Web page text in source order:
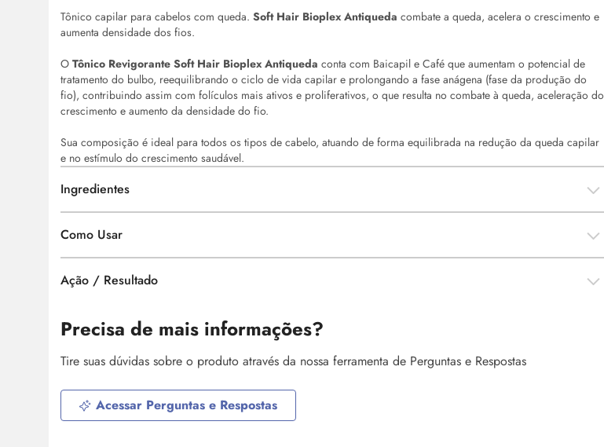
Tônico capilar para cabelos com queda. Soft Hair Bioplex Antiqueda combate a queda, acelera o crescimento e
aumenta densidade dos fios.
O Tônico Revigorante Soft Hair Bioplex Antiqueda conta com Baicapil e Café que aumentam o potencial de
tratamento do bulbo, reequilibrando o ciclo de vida capilar e prolongando a fase anágena (fase da produção do
fio), contribuindo assim com folículos mais ativos e proliferativos, o que resulta no combate à queda, aceleração do
crescimento e aumento da densidade do fio.
Sua composição é ideal para todos os tipos de cabelo, atuando de forma equilibrada na redução da queda capilar
e no estímulo do crescimento saudável.
Ingredientes
Como Usar
Ação / Resultado
Precisa de mais informações?
Tire suas dúvidas sobre o produto através da nossa ferramenta de Perguntas e Respostas
Acessar Perguntas e Respostas